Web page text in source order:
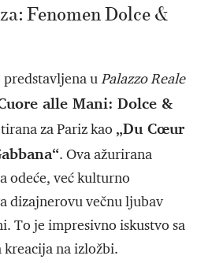
Fenomen Dolce &
uPalazzo Reale
alle Mani: Dolce &
za Pariz kao „Du Cœur
. Ova ažurirana
odeće, već kulturno
dizajnerovu večnu ljubav
To je impresivno iskustvo sa
na izložbi.